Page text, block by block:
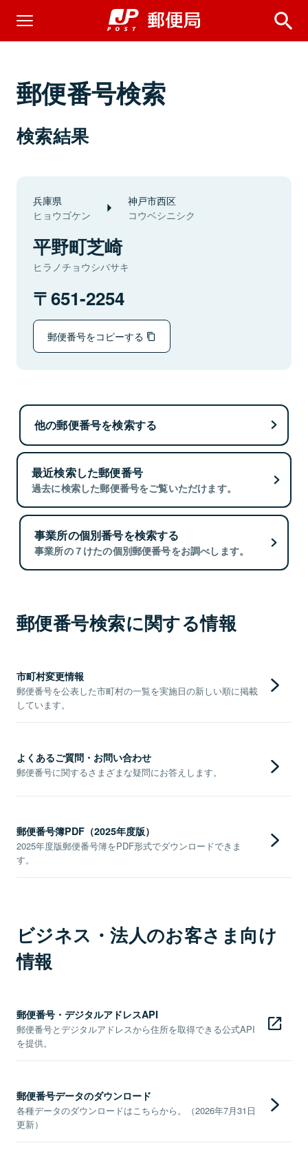
郵便番号検索
検索結果
兵庫県
ヒョウゴケン
神戸市西区
コウベシニシク
平野町芝崎
ヒラノチョウシバサキ
651-2254
郵便番号をコピーする
他の郵便番号を検索する
最近検索した郵便番号
過去に検索した郵便番号をご覧いただけます。
事業所の個別番号を検索する
事業所の７けたの個別郵便番号をお調べします。
郵便番号検索に関する情報
市町村変更情報
郵便番号を公表した市町村の一覧を実施日の新しい順に掲載
しています。
よくあるご質問・お問い合わせ
郵便番号に関するさまざまな疑問にお答えします。
郵便番号簿PDF（2025年度版）
2025年度版郵便番号簿をPDF形式でダウンロードできま
す。
ビジネス・法人のお客さま向け
情報
郵便番号・デジタルアドレスAPI
郵便番号とデジタルアドレスから住所を取得できる公式API
を提供。
郵便番号データのダウンロード
各種データのダウンロードはこちらから。（2026年7月31日
更新）